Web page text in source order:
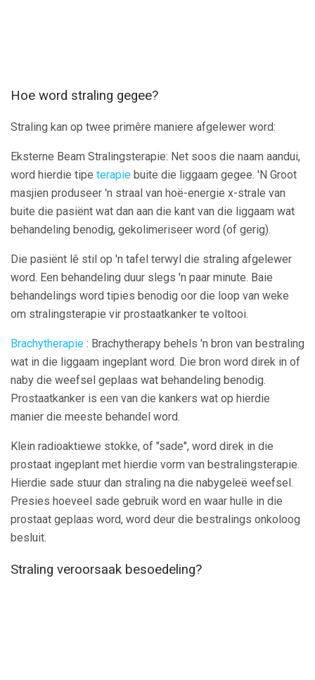
Hoe word straling gegee?
Straling kan op twee primêre maniere afgelewer word:
Eksterne Beam Stralingsterapie: Net soos die naam aandui,
word hierdie tipe terapie buite die liggaam gegee. 'N Groot
masjien produseer 'n straal van hoë-energie x-strale van
buite die pasiënt wat dan aan die kant van die liggaam wat
behandeling benodig, gekolimeriseer word (of gerig).
Die pasiënt lê stil op 'n tafel terwyl die straling afgelewer
word. Een behandeling duur slegs 'n paar minute. Baie
behandelings word tipies benodig oor die loop van weke
om stralingsterapie vir prostaatkanker te voltooi.
Brachytherapie : Brachytherapy behels 'n bron van bestraling
wat in die liggaam ingeplant word. Die bron word direk in of
naby die weefsel geplaas wat behandeling benodig.
Prostaatkanker is een van die kankers wat op hierdie
manier die meeste behandel word.
Klein radioaktiewe stokke, of "sade", word direk in die
prostaat ingeplant met hierdie vorm van bestralingsterapie.
Hierdie sade stuur dan straling na die nabygeleë weefsel.
Presies hoeveel sade gebruik word en waar hulle in die
prostaat geplaas word, word deur die bestralings onkoloog
besluit.
Straling veroorsaak besoedeling?